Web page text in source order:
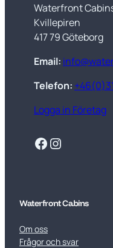
Waterfront
Kvillepiren
417 79 Göteborg
Email:
Telefon:
Logga in Företag
Facebook
Instagram
Waterfront Cabins
Om oss
Frågor och svar